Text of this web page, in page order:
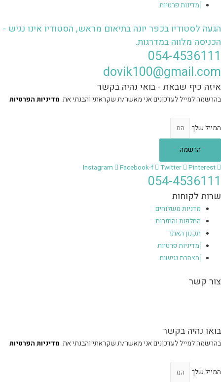
מדינות פרטיות
הגעה לסטודיו בכפר יונה בתיאום מראש, הסטודיו אינו נגיש -
הכניסה מלווה במדרגות.
054-4536111
dovik100@gmail.com
איזה כיף שבאת - בואי נהיה בקשר
בהרשמה למייל לעדכונים אני מאשר/ת שקראתי והבנתי את מדיניות הפרטיות
המייל שלך
הרשמה
Instagram
Facebook-f Twitter Pinterest
054-4536111
שרות לקוחות
מדניות משלוחים
החלפות והחזרות
תקנון האתר
מדיניות פרטיות
הצהרת נגישות
צור קשר
בואו נהיה בקשר
בהרשמה למייל לעדכונים אני מאשר/ת שקראתי והבנתי את מדיניות הפרטיות
המייל שלך